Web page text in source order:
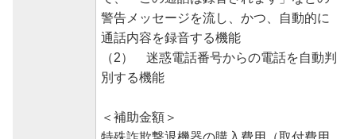
警告メッセージを流し、かつ、自動的に
通話内容を録音する機能
（2） 迷惑電話番号からの電話を自動判
別する機能
＜補助金額＞